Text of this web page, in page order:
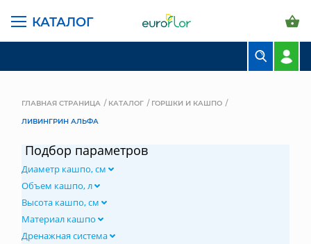
КАТАЛОГ
СВАДЕБНАЯ ФЛОРИСТИКА
ГЛАВНАЯ СТРАНИЦА КАТАЛОГ
ГОРШКИ И КАШПО
ЛИВИНГРИН АЛЬФА
Подбор параметров
Диаметр кашпо, см
Объем кашпо, л
Высота кашпо, см
Материал кашпо
Дренажная система